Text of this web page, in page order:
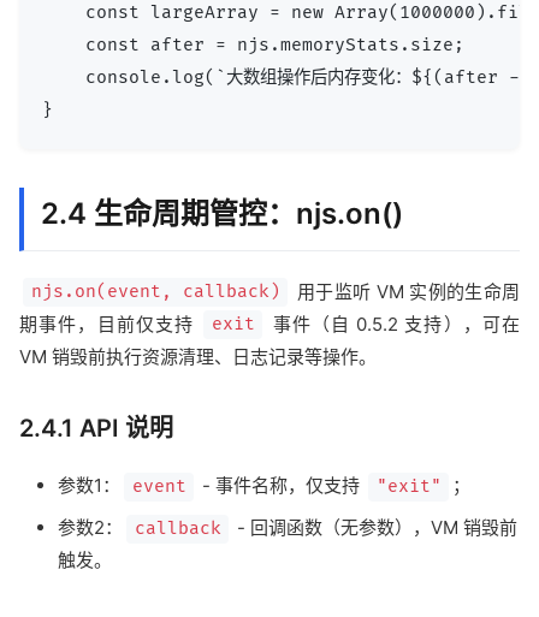
const largeArray = new
    const after = njs.memoryStats.size;
console.log(`大数组操作后内存变化：${(after
2.4 生命周期管控：njs.on()
njs.on(event, callback)
用于监听 VM 实例的生命周
期事件，目前仅支持
exit
事件（自 0.5.2 支持），可在
VM 销毁前执行资源清理、日志记录等操作。
2.4.1 API 说明
参数1： event - 事件名称，仅支持 "exit"
；
参数2：
callback
- 回调函数（无参数），VM 销毁前
触发。